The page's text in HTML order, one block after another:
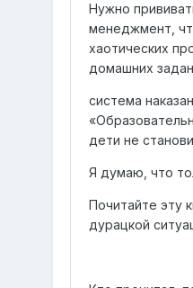
Нужно
менеджмент,
хаотических
домашних
система
дети не
Я думаю, что
Почитайте эту
дурацкой